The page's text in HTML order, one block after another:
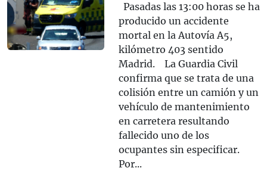
Pasadas las 13:00 horas se ha
producido un accidente
mortal en la Autovía A5,
kilómetro 403 sentido
Madrid. La Guardia Civil
confirma que se trata de una
colisión entre un camión y un
vehículo de mantenimiento
en carretera resultando
fallecido uno de los
ocupantes sin especificar.
Por...